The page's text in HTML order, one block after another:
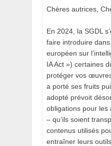
Chères autrices,
En 2024, la SGDL
faire introduire
européen sur
IA Act ») certaines
protéger vos
a porté ses fruits
adopté prévoit
obligations pour les
– qu’ils soient
contenus utilisés
entraîner leurs outils